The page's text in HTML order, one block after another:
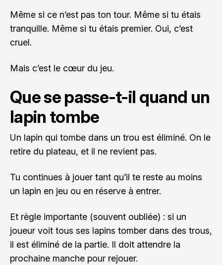
Même si ce n’est pas ton tour. Même si tu étais
tranquille. Même si tu étais premier. Oui, c’est
cruel.
Mais c’est le cœur du jeu.
Que se passe-t-il quand un
lapin tombe
Un lapin qui tombe dans un trou est éliminé. On le
retire du plateau, et il ne revient pas.
Tu continues à jouer tant qu’il te reste au moins
un lapin en jeu ou en réserve à entrer.
Et règle importante (souvent oubliée) : si un
joueur voit tous ses lapins tomber dans des trous,
il est éliminé de la partie. Il doit attendre la
prochaine manche pour rejouer.